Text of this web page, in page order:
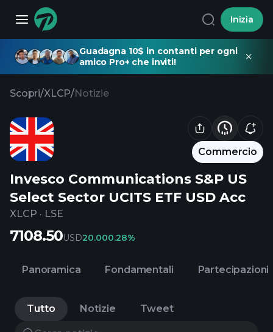
Inizia
Guadagna 10$ in contanti per ogni
amico Pro+ che inviti!
Scopri/XLCP/Notizie
Commercio
Invesco Communications S&P US
Select Sector UCITS ETF USD Acc
XLCP · LSE
7108.50USD20.000.28%
Panoramica Fondamentali Partecipazioni
Tutto Notizie Tweet